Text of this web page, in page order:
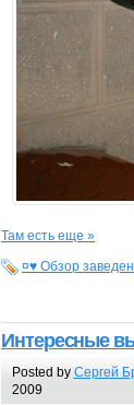
Там есть еще »
¤♥ Обзор
Интересные
Posted by Сергей
2009